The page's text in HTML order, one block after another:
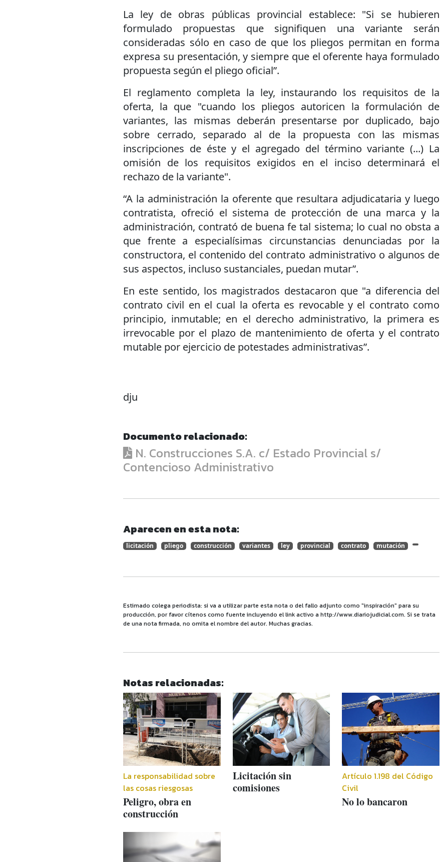
La ley de obras públicas provincial establece: "Si se hubieren
formulado propuestas que signifiquen una variante serán
consideradas sólo en caso de que los pliegos permitan en forma
expresa su presentación, y siempre que el oferente haya formulado
propuesta según el pliego oficial”.
El reglamento completa la ley, instaurando los requisitos de la
oferta, la que "cuando los pliegos autoricen la formulación de
variantes, las mismas deberán presentarse por duplicado, bajo
sobre cerrado, separado al de la propuesta con las mismas
inscripciones de éste y el agregado del término variante (...) La
omisión de los requisitos exigidos en el inciso determinará el
rechazo de la variante".
“A la administración la oferente que resultara adjudicataria y luego
contratista, ofreció el sistema de protección de una marca y la
administración, contrató de buena fe tal sistema; lo cual no obsta a
que frente a especialísimas circunstancias denunciadas por la
constructora, el contenido del contrato administrativo o algunos de
sus aspectos, incluso sustanciales, puedan mutar”.
En este sentido, los magistrados destacaron que "a diferencia del
contrato civil en el cual la oferta es revocable y el contrato como
principio, inmutable; en el derecho administrativo, la primera es
irrevocable por el plazo de mantenimiento de oferta y el contrato
mutable por ejercicio de potestades administrativas”.
dju
Documento relacionado:
N. Construcciones S.A. c/ Estado Provincial s/
Contencioso Administrativo
Aparecen en esta nota:
licitación pliego construcción variantes ley provincial contrato mutación
Estimado colega periodista: si va a utilizar parte esta nota o del fallo adjunto como "inspiración" para su
producción, por favor cítenos como fuente incluyendo el link activo a http://www.diariojudicial.com. Si se trata
de una nota firmada, no omita el nombre del autor. Muchas gracias.
Notas relacionadas:
La responsabilidad sobre
las cosas riesgosas
Peligro, obra en
construcción
Licitación sin
comisiones
Artículo 1.198 del Código
Civil
No lo bancaron